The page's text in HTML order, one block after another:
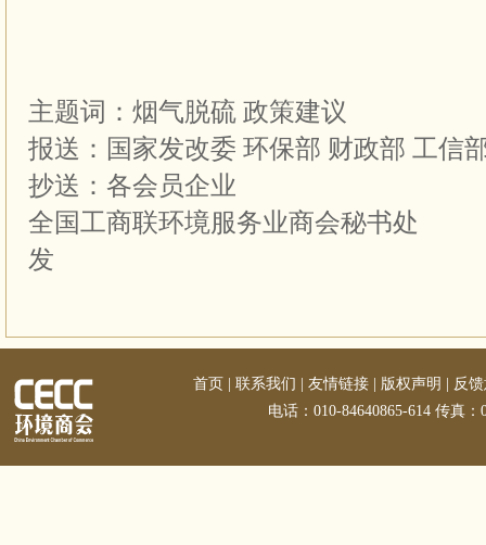
主题词：烟气脱硫 政
报送：国家发改委 环保部 财政部 工
抄送：各会员
全国工商联环境服务业商会秘书处
发
首页 联系我们 友情链接 版权声明
反
电话：010-84640865-614 传真